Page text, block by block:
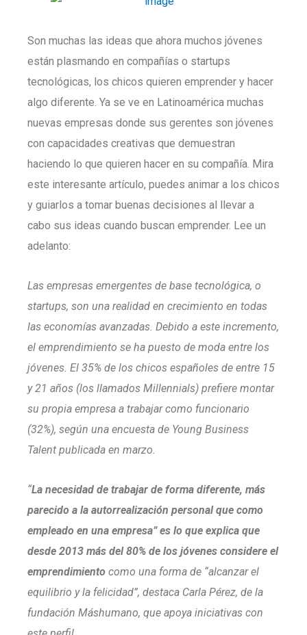
Son muchas las ideas que ahora muchos jóvenes
están plasmando en compañías o startups
tecnológicas, los chicos quieren emprender y hacer
algo diferente. Ya se ve en Latinoamérica muchas
nuevas empresas donde sus gerentes son jóvenes
con capacidades creativas que demuestran
haciendo lo que quieren hacer en su compañía. Mira
este interesante artículo, puedes animar a los chicos
y guiarlos a tomar buenas decisiones al llevar a
cabo sus ideas cuando buscan emprender. Lee un
adelanto:
Las empresas emergentes de base tecnológica, o
startups, son una realidad en crecimiento en todas
las economías avanzadas. Debido a este incremento,
el emprendimiento se ha puesto de moda entre los
jóvenes. El 35% de los chicos españoles de entre 15
y 21 años (los llamados Millennials) prefiere montar
su propia empresa a trabajar como funcionario
(32%), según una encuesta de Young Business
Talent publicada en marzo.
“La necesidad de trabajar de forma diferente, más
parecido a la autorrealización personal que como
empleado en una empresa” es lo que explica que
desde 2013 más del 80% de los jóvenes considere el
emprendimiento como una forma de “alcanzar el
equilibrio y la felicidad”, destaca Carla Pérez, de la
fundación Máshumano, que apoya iniciativas con